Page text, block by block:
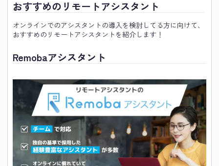
おすすめのリモートアシスタント
オンラインでのアシスタントの導入を検討してる方に向けて、
おすすめのリモートアシスタントを紹介します！
Remobaアシスタント